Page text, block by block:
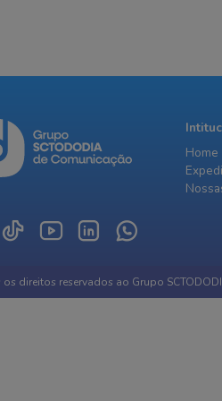
Home
direitos reservados ao Grupo